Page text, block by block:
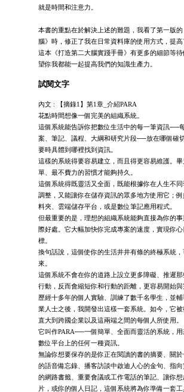
就是時間和注意力。
本書的重點在於解決上述的難題，我看了第一版
腦》時，修正了我在日常資料庫的使用方式，提高
這本《打造第二大腦實踐手冊》有更多的細節等
望你我都能一起提高我們的知識生產力。
試閱文字
內文 : 【摘錄1】第1章_介紹PARA
花點時間想像一個完美的組織系統。
這個系統能告訴你把數位生活中的每一筆資訊──
案、筆記、議程、大綱和研究片段──放在哪個確
要時具體到哪裡找到資訊。
這樣的系統得要容易建立，而且得更容易維護。
單、最不費力的習慣才能夠持久。
這個系統得既靈活又全面，既能根據你在人生不
調整，又能讓你在儲存資訊的眾多地方使用它；
料夾、雲端儲存平台，或是數位筆記應用程式。
但最重要的是，理想的組織系統能夠直接為你的
際好處。它大幅加快你完成專案的速度，實現你心
標。
換句話說，這個使你的生活井井有條的終極系統
來。
這個系統不會在你的道路上設立更多障礙、推遲
行動，反而會縮短你和行動的距離，更容易開始與
歷經十多年的個人實驗、訓練了數千名學生，並
業人士之後，我開發出這樣一套系統。如今，它
直大到跨國企業以及這兩端之間的每個人所使用。
它叫作PARA──一個簡單、全面而靈活的系統，用
數位平台上的任何一種資訊。
無論你想要保存的是你正在閱讀的書的摘要、關
的語音備忘錄、播客訪談中啟迪人心的金句、指
的網路書籤、重要會議或工作電話的筆記、讓你
片，或你的個人日記，這個系統將為你準備一套